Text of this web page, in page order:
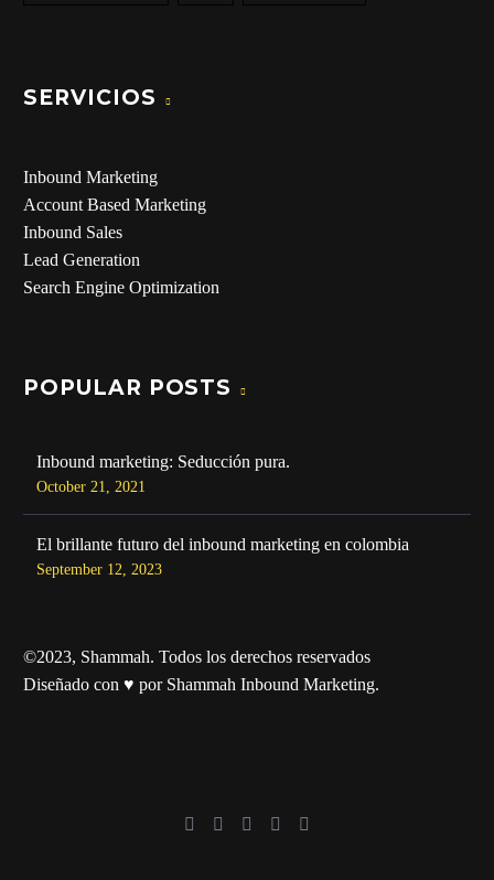
SERVICIOS
Inbound Marketing
Account Based Marketing
Inbound Sales
Lead Generation
Search Engine Optimization
POPULAR POSTS
Inbound marketing: Seducción pura.
October 21, 2021
El brillante futuro del inbound marketing en colombia
September 12, 2023
©2023, Shammah. Todos los derechos reservados
Diseñado con ♥ por Shammah Inbound Marketing.